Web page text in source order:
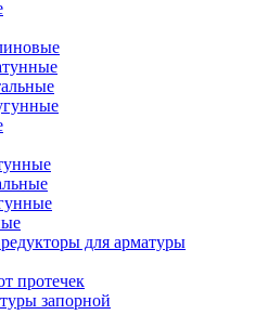
для арматуры
протечек
запорной